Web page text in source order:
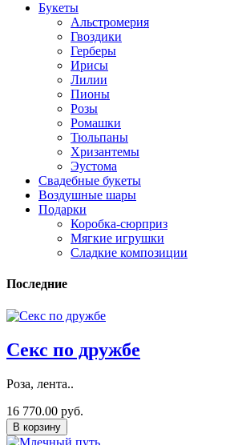
Букеты
Альстромерия
Гвоздики
Герберы
Ирисы
Лилии
Пионы
Розы
Ромашки
Тюльпаны
Хризантемы
Эустома
Свадебные букеты
Воздушные шары
Подарки
Коробка-сюрприз
Мягкие игрушки
Сладкие композиции
Последние
Секс по дружбе
Роза, лента..
16 770.00 руб.
В корзину